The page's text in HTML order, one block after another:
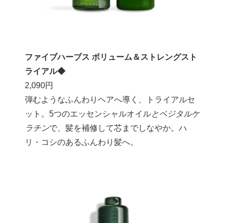
ファイブハーブス ボリューム＆ストレングスト
ライアル◆
2,090円
弾むようなふんわりヘアへ導く、トライアルセ
ット。5つのエッセンシャルオイルとベジタルケ
ラチンで、髪を補修して芯までしなやか。ハ
リ・コシのあるふんわり髪へ。